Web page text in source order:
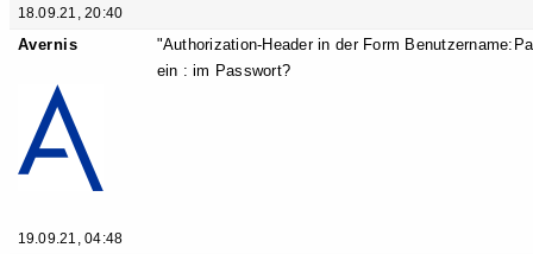
18.09.21, 20:40
Avernis
19.09.21, 04:48
"Authorization-Header in der Form
ein : im Passwort?